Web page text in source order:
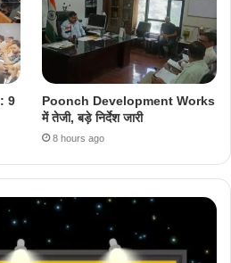
9
Poonch Development Works
में तेजी, बड़े निर्देश जारी
8 hours ago